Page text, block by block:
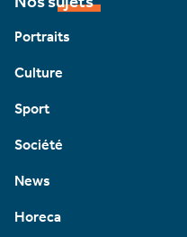
Portraits
Culture
Sport
Société
News
Horeca